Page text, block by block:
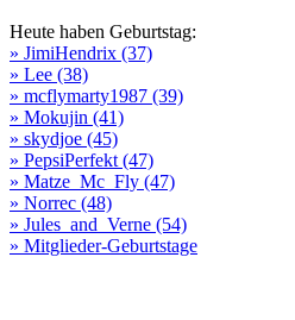
Heute haben Geburtstag:
» JimiHendrix (37)
» Lee (38)
» mcflymarty1987 (39)
» Mokujin (41)
» skydjoe (45)
» PepsiPerfekt (47)
» Matze_Mc_Fly (47)
» Norrec (48)
» Jules_and_Verne (54)
» Mitglieder-Geburtstage